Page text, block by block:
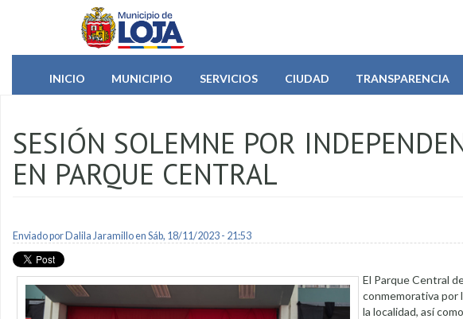
Pasar al contenido principal
INICIO
MUNICIPIO SERVICIOS CIUDAD TRANSPARENCIA
SESIÓN SOLEMNE POR
EN PARQUE CENTRAL
Enviado por Dalila Jaramilloen Sáb, 18/11/2023 - 21:53
El Parque Central
conmemorativa por
la localidad, así